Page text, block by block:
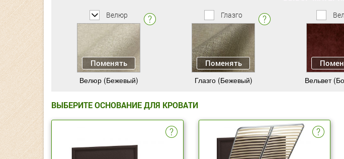
Велюр
Поменять
Велюр (Бежевый)
Глазго
Поменять
Глазго (Бежевый)
Вельвет
ВЫБЕРИТЕ ОСНОВАНИЕ ДЛЯ КРОВАТИ